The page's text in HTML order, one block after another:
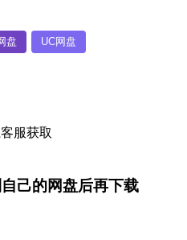
盘 UC网盘
服获取
己的网盘后再下载